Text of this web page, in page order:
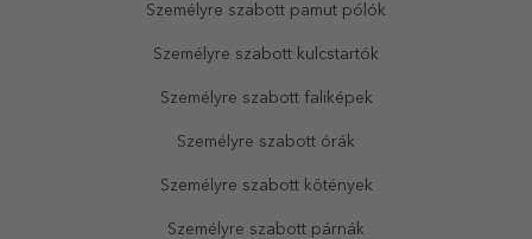
Személyre szabott pamut pólók
Személyre szabott kulcstartók
Személyre szabott faliképek
Személyre szabott órák
Személyre szabott kötények
Személyre szabott párnák